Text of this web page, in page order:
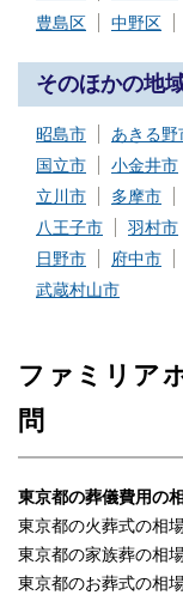
豊島区
中野区
そのほかの地
昭島市 あきる野
国立市
小金井市
立川市
多摩市
八王子市
羽村市
日野市
府中市
武蔵村山市
ファミリア
問
東京都の葬儀費用の
東京都の火葬式の相
東京都の家族葬の相
東京都のお葬式の相